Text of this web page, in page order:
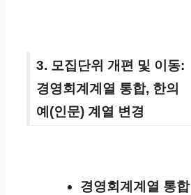
3. 모집단위 개편 및 이동:
경영회계계열 통합, 한의
예(인문) 계열 변경
경영회계계열 통합